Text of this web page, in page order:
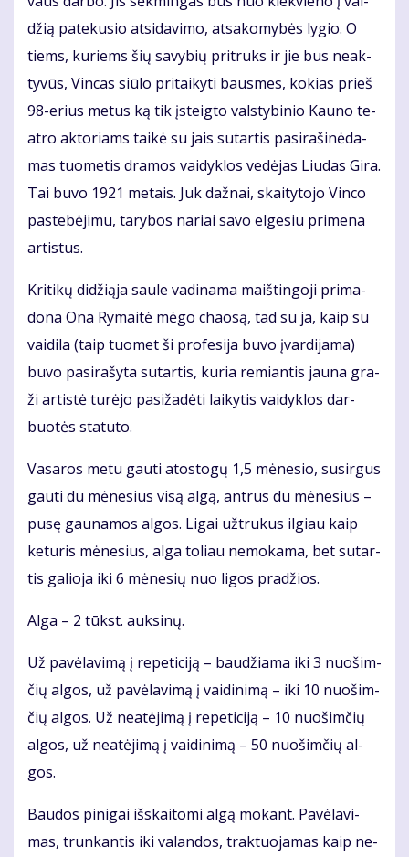
džią pa­te­ku­sio at­si­da­vi­mo, at­sa­ko­my­bės ly­gio. O
tiems, ku­riems šių sa­vy­bių pri­truks ir jie bus ne­ak­
ty­vūs, Vin­cas siū­lo pri­tai­ky­ti baus­mes, ko­kias prieš
98-erius me­tus ką tik įsteig­to vals­ty­bi­nio Kau­no te­
at­ro ak­to­riams tai­kė su jais su­tar­tis pa­si­ra­ši­nė­da­
mas tuo­me­tis dra­mos vai­dyk­los ve­dė­jas Liu­das Gi­ra.
Tai bu­vo 1921 me­tais. Juk daž­nai, skai­ty­to­jo Vin­co
pa­ste­bė­ji­mu, ta­ry­bos na­riai sa­vo el­ge­siu pri­me­na
artistus.
Kri­ti­kų di­dži­ą­ja sau­le va­di­na­ma maiš­tin­go­ji pri­ma­
do­na Ona Ry­mai­tė mė­go cha­o­są, tad su ja, kaip su
vai­di­la (taip tuo­met ši pro­fe­si­ja bu­vo įvar­di­ja­ma)
bu­vo pa­si­ra­šy­ta su­tar­tis, ku­ria re­mian­tis jau­na gra­
ži ar­tis­tė tu­rė­jo pa­si­ža­dė­ti lai­ky­tis vai­dyk­los dar­
buo­tės sta­tu­to.
Va­sa­ros me­tu gau­ti atos­to­gų 1,5 mė­ne­sio, su­sir­gus
gau­ti du mė­ne­sius vi­są al­gą, ant­rus du mė­ne­sius –
pu­sę gau­na­mos al­gos. Li­gai už­tru­kus il­giau kaip
ke­tu­ris mė­ne­sius, al­ga to­liau ne­mo­ka­ma, bet su­tar­
tis ga­lio­ja iki 6 mė­ne­sių nuo li­gos pra­džios.
Al­ga – 2 tūkst. auk­si­nų.
Už pa­vė­la­vi­mą į re­pe­ti­ci­ją – bau­džia­ma iki 3 nuo­šim­
čių al­gos, už pa­vė­la­vi­mą į vai­di­ni­mą – iki 10 nuo­šim­
čių al­gos. Už ne­at­ėji­mą į re­pe­ti­ci­ją – 10 nuo­šim­čių
al­gos, už ne­at­ėji­mą į vai­di­ni­mą – 50 nuo­šim­čių al­
gos.
Bau­dos pi­ni­gai iš­skai­to­mi al­gą mo­kant. Pa­vė­la­vi­
mas, trun­kan­tis iki va­lan­dos, trak­tuo­ja­mas kaip ne­